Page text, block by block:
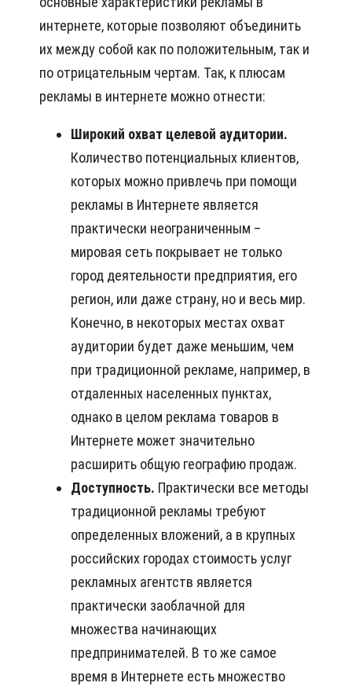
интернете, которые позволяют объединить
их между собой как по положительным, так и
по отрицательным чертам. Так, к плюсам
рекламы в интернете можно отнести:
Широкий охват целевой аудитории.
Количество потенциальных клиентов,
которых можно привлечь при помощи
рекламы в Интернете является
практически неограниченным –
мировая сеть покрывает не только
город деятельности предприятия, его
регион, или даже страну, но и весь мир.
Конечно, в некоторых местах охват
аудитории будет даже меньшим, чем
при традиционной рекламе, например, в
отдаленных населенных пунктах,
однако в целом реклама товаров в
Интернете может значительно
расширить общую географию продаж.
Доступность. Практически все методы
традиционной рекламы требуют
определенных вложений, а в крупных
российских городах стоимость услуг
рекламных агентств является
практически заоблачной для
множества начинающих
предпринимателей. В то же самое
время в Интернете есть множество